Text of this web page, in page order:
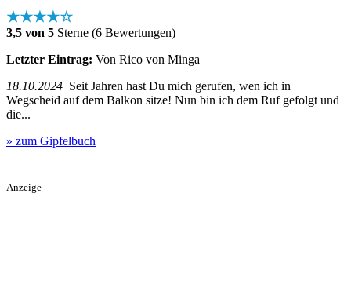
★★★★☆
3,5 von 5 Sterne (6 Bewertungen)
Letzter Eintrag: Von Rico von Minga
18.10.2024 Seit Jahren hast Du mich gerufen, wen ich in
Wegscheid auf dem Balkon sitze! Nun bin ich dem Ruf gefolgt und
die...
» zum Gipfelbuch
Anzeige